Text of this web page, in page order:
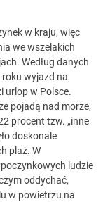
w kraju, więc
we wszelakich
Według danych
wyjazd na
urlop w Polsce.
pojadą nad morze,
procent tzw. „inne
doskonale
plaż. W
ludzie
oddychać,
w powietrzu na